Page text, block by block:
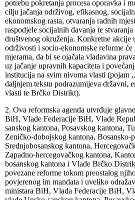
potrebu pokretanja procesa oporavka i
cilju jačanja održivog, efikasnog,
ekonomskog rasta, otvaranja radnih
raspodjele socijalnih davanja te
društvenog okruženja. Konkretne
održivosti i socio-ekonomske reforme
mjerama, da bi se ojačala vladavina
uz jačanje upravnih kapaciteta i
institucija na svim nivoma vlasti (pojam
daljnjem tekstu podrazumijeva državni,
vlasti te Brčko Distrikt).
2. Ova reformska agenda utvrđuje
BiH, Vlade Federacije BiH, Vlade
sanskog kantona, Posavskog kantona,
Zeničko-dobojskog kantona, Bosansko-
Srednjobosanskog kantona,
Zapadno-hercegovačkog kantona,
bosanskog kantona i Vlade Brčko
povezane reforme tokom preostalog
povjerenog im mandata i uveliko
ministara BiH, Vlada Federacije BiH,